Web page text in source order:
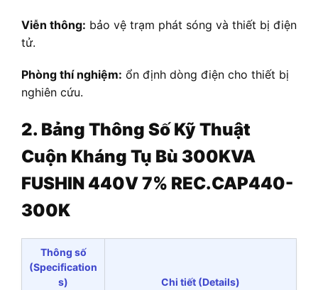
Viễn thông: bảo vệ trạm phát sóng và thiết bị điện
tử.
Phòng thí nghiệm: ổn định dòng điện cho thiết bị
nghiên cứu.
2. Bảng Thông Số Kỹ Thuật
Cuộn Kháng Tụ Bù 300KVA
FUSHIN 440V 7% REC.CAP440-
300K
Thông số
(Specification
s)
Chi tiết (Details)